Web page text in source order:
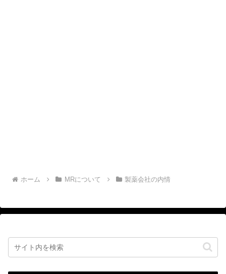
ホーム MRについて 製薬会社の内情